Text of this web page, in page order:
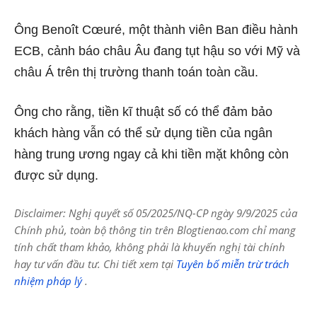
Ông Benoît Cœuré, một thành viên Ban điều hành
ECB, cảnh báo châu Âu đang tụt hậu so với Mỹ và
châu Á trên thị trường thanh toán toàn cầu.
Ông cho rằng, tiền kĩ thuật số có thể đảm bảo
khách hàng vẫn có thể sử dụng tiền của ngân
hàng trung ương ngay cả khi tiền mặt không còn
được sử dụng.
Disclaimer: Nghị quyết số 05/2025/NQ-CP ngày 9/9/2025 của
Chính phủ, toàn bộ thông tin trên Blogtienao.com chỉ mang
tính chất tham khảo, không phải là khuyến nghị tài chính
hay tư vấn đầu tư. Chi tiết xem tại Tuyên bố miễn trừ trách
nhiệm pháp lý.